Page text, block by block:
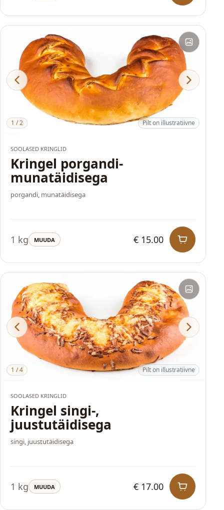
1 /2 Pilt on illustratiivne
SOOLASED KRINGLID
Kringel porgandi-
munatäidisega
porgandi, munatäidisega
1 kg MUUDA € 15.00
1 /4 Pilt on illustratiivne
SOOLASED KRINGLID
Kringel singi-,
juustutäidisega
singi, juustutäidisega
1 kg MUUDA € 17.00